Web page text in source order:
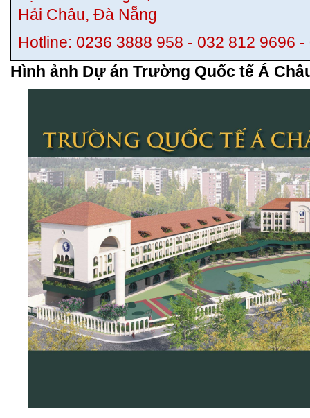
Hải Châu, Đà Nẵng
Hotline: 0236 3888 958 - 032 812 9696
Hình ảnh Dự án Trường Quốc tế Á